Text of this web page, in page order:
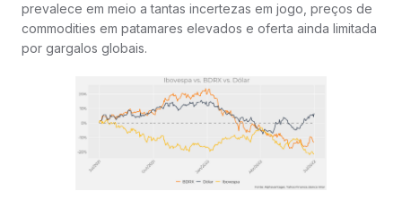
prevalece em meio a tantas incertezas em jogo, preços de
commodities em patamares elevados e oferta ainda limitada
por gargalos globais.